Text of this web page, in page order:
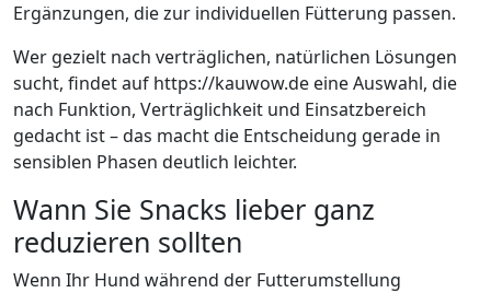
Ergänzungen, die zur individuellen Fütterung passen.
Wer gezielt nach verträglichen, natürlichen Lösungen
sucht, findet auf https://kauwow.de eine Auswahl, die
nach Funktion, Verträglichkeit und Einsatzbereich
gedacht ist – das macht die Entscheidung gerade in
sensiblen Phasen deutlich leichter.
Wann Sie Snacks lieber ganz
reduzieren sollten
Wenn Ihr Hund während der Futterumstellung